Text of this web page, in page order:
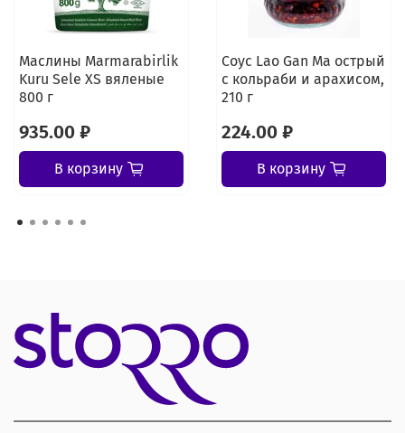
Маслины Marmarabirlik
Kuru Sele XS вяленые
800 г
935.00 ₽
В корзину
Соус Lao Gan Ma острый
с кольраби и арахисом,
210 г
224.00 ₽
В корзину